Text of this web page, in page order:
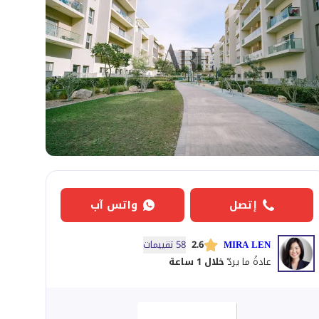
إتصل واتس آب
MIRA LEN
2.6 58 تقييمات
عادةً ما يردّخلال 1 ساعة